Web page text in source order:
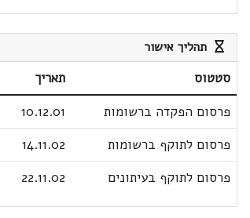
תהליך אישור
סטטוס תאריך
פרסום הפקדה ברשומות
10.12.01
פרסום לתוקף ברשומות
14.11.02
פרסום לתוקף בעיתונים
22.11.02